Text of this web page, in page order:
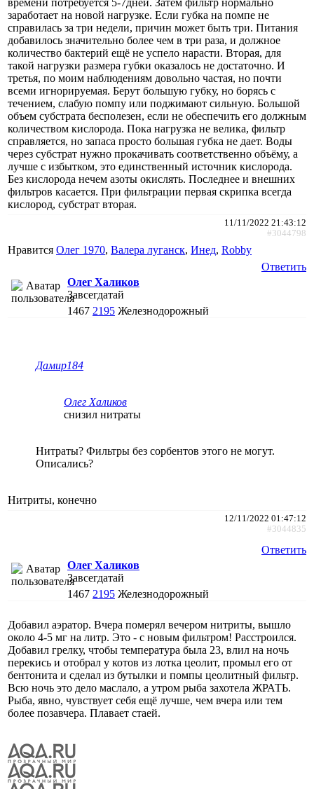
заработает на новой нагрузке. Если губка на помпе не
справилась за три недели, причин может быть три. Питания
добавилось значительно более чем в три раза, и должное
количество бактерий ещё не успело нарасти. Вторая, для
такой нагрузки размера губки оказалось не достаточно. И
третья, по моим наблюдениям довольно частая, но почти
всеми игнорируемая. Берут большую губку, но борясь с
течением, слабую помпу или поджимают сильную. Большой
объем субстрата бесполезен, если не обеспечить его должным
количеством кислорода. Пока нагрузка не велика, фильтр
справляется, но запаса просто большая губка не дает. Воды
через субстрат нужно прокачивать соответственно объёму, а
лучше с избытком, это единственный источник кислорода.
Без кислорода нечем азоты окислять. Последнее и внешних
фильтров касается. При фильтрации первая скрипка всегда
кислород, субстрат вторая.
11/11/2022 21:43:12
#3044798
Нравится Олег 1970, Валера луганск, Инед, Robby
Ответить
Олег Халиков
Завсегдатай
1467 2195 Железнодорожный
Дамир184
Олег Халиков
снизил нитраты
Нитраты? Фильтры без сорбентов этого не могут.
Описались?
Нитриты, конечно
12/11/2022 01:47:12
#3044835
Ответить
Олег Халиков
Завсегдатай
1467 2195 Железнодорожный
Добавил аэратор. Вчера померял вечером нитриты, вышло
около 4-5 мг на литр. Это - с новым фильтром! Расстроился.
Добавил грелку, чтобы температура была 23, влил на ночь
перекись и отобрал у котов из лотка цеолит, промыл его от
бентонита и сделал из бутылки и помпы цеолитный фильтр.
Всю ночь это дело маслало, а утром рыба захотела ЖРАТЬ.
Рыба, явно, чувствует себя ещё лучше, чем вчера или тем
более позавчера. Плавает стаей.